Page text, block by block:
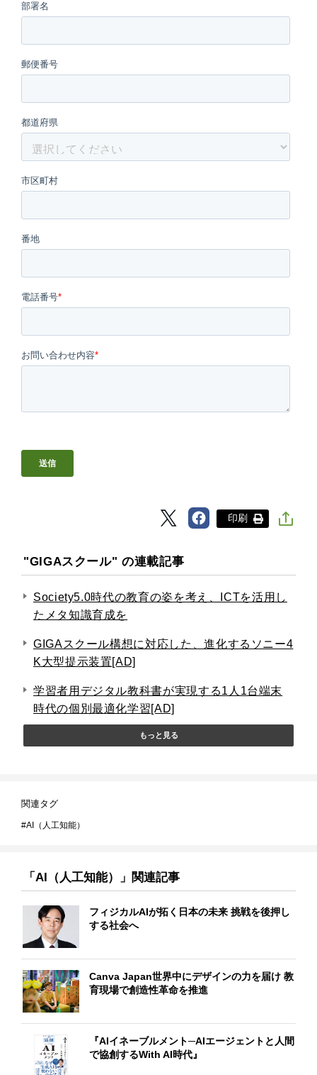
印刷
"GIGAスクール" の連載記事
Society5.0時代の教育の姿を考え、ICTを活用し
たメタ知識育成を
GIGAスクール構想に対応した、進化するソニー4
K大型提示装置[AD]
学習者用デジタル教科書が実現する1人1台端末
時代の個別最適化学習[AD]
もっと見る
関連タグ
AI（人工知能）
「AI（人工知能）」関連記事
フィジカルAIが拓く日本の未来 挑戦を後押し
する社会へ
Canva Japan世界中にデザインの力を届け 教
育現場で創造性革命を推進
『AIイネーブルメント─AIエージェントと人間
で協創するWith AI時代』